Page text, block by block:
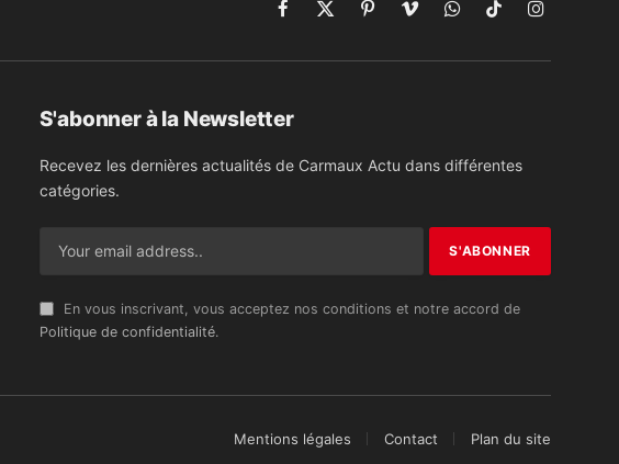
Facebook
X
PinterestVimeoWhatsAppTikTokInstagram
S'abonner à la Newsletter
Recevez les dernières actualités de Carmaux Actu dans différentes
catégories.
En vous inscrivant, vous acceptez nos conditions et notre accord de
Politique de confidentialité.
Mentions légales Contact Plan du site